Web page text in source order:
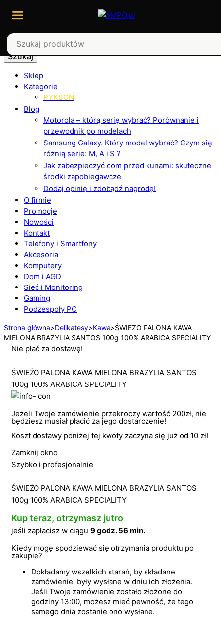
Szukaj
Sklep
Kategorie
PYKSON
Blog
Motorola – którą serię wybrać? Porównanie i
przewodnik po modelach
Samsung Galaxy. Który model wybrać? Czym się
różnią serie: M, A i S ?
Jak zabezpieczyć dom przed kunami: skuteczne
środki zapobiegawcze
Dodaj opinię i zdobądź nagrodę!
O firmie
Promocje
Nowości
Kontakt
Telefony i Smartfony
Akcesoria
Komputery
Dom i AGD
Sieć i Monitoring
Gaming
Podzespoły PC
Strona główna>Delikatesy>Kawa>ŚWIEŻO PALONA KAWA
MIELONA BRAZYLIA SANTOS 100g 100% ARABICA SPECIALITY
Nie płać za dostawę!
ŚWIEŻO PALONA KAWA MIELONA BRAZYLIA SANTOS
100g 100% ARABICA SPECIALITY
Jeżeli Twoje zamówienie przekroczy wartość 200zł, nie
będziesz musiał płacić za jego dostarczenie!
Koszt dostawy poniżej tej kwoty zaczyna się już od 10 zł!
Zamknij okno
Szybko i profesjonalnie
ŚWIEŻO PALONA KAWA MIELONA BRAZYLIA SANTOS
100g 100% ARABICA SPECIALITY
Kup teraz, otrzymasz jutro
jeśli zapłacisz w ciągu 9 godz. 56 min.
Kiedy mogę spodziewać się otrzymania produktu po
zakupie?
Dokładamy wszelkich starań, by składane
zamówienie, były wysłane w dniu ich złożenia.
Jeśli Twoje zamówienie zostało złożone do
godziny 13:00, możesz mieć pewność, że tego
samego dnia zostanie ono wysłane.